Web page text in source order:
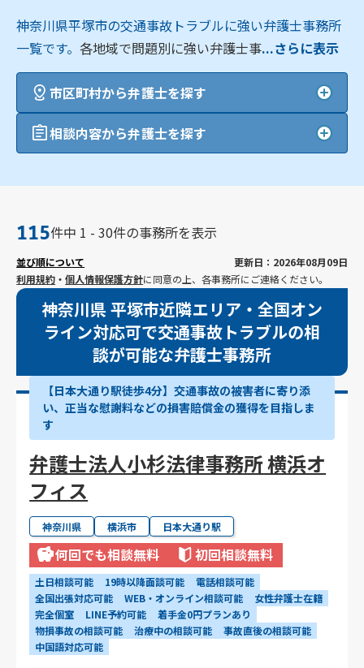
神奈川県平塚市の交通事故トラブルに強い弁護士事務所
一覧です。各地域で問題別に強い弁護士事...さらに表示
市区町村から弁護士を探す
相談内容から弁護士を探す
115件中 1 - 30件の事務所を表示
並び順について
更新日：2026年08月09日
利用規約 ・個人情報保護方針に同意の上、各事務所にご連絡ください。
神奈川県 平塚市近隣エリア・全国オン
ライン対応可で交通事故トラブルの相
談が可能な弁護士事務所
【日本大通り駅徒歩4分】交通事故の被害者に寄り添
い、正当な慰謝料などの損害賠償金の獲得を目指しま
す
弁護士法人小杉法律事務所 横浜オ
フィス
神奈川県 横浜市 日本大通り駅
何回でも相談無料 初回相談無料
土日相談可能 19時以降面談可能
電話相談可能
全国出張対応可能
WEB・オンライン相談可能
女性弁護士在籍
完全個室
LINE予約可能
着手金0円プランあり
物損事故の相談可能
治療中の相談可能
事故直後の相談可能
中国語対応可能